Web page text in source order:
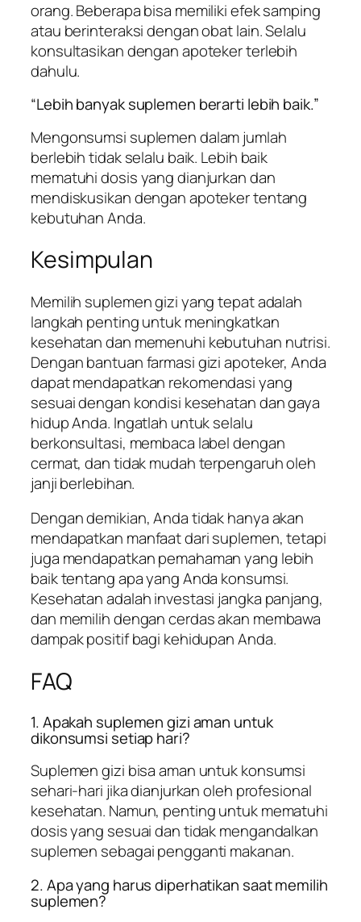
orang. Beberapa bisa memiliki efek samping
atau berinteraksi dengan obat lain. Selalu
konsultasikan dengan apoteker terlebih
dahulu.
“Lebih banyak suplemen berarti lebih baik.”
Mengonsumsi suplemen dalam jumlah
berlebih tidak selalu baik. Lebih baik
mematuhi dosis yang dianjurkan dan
mendiskusikan dengan apoteker tentang
kebutuhan Anda.
Kesimpulan
Memilih suplemen gizi yang tepat adalah
langkah penting untuk meningkatkan
kesehatan dan memenuhi kebutuhan nutrisi.
Dengan bantuan farmasi gizi apoteker, Anda
dapat mendapatkan rekomendasi yang
sesuai dengan kondisi kesehatan dan gaya
hidup Anda. Ingatlah untuk selalu
berkonsultasi, membaca label dengan
cermat, dan tidak mudah terpengaruh oleh
janji berlebihan.
Dengan demikian, Anda tidak hanya akan
mendapatkan manfaat dari suplemen, tetapi
juga mendapatkan pemahaman yang lebih
baik tentang apa yang Anda konsumsi.
Kesehatan adalah investasi jangka panjang,
dan memilih dengan cerdas akan membawa
dampak positif bagi kehidupan Anda.
FAQ
1. Apakah suplemen gizi aman untuk
dikonsumsi setiap hari?
Suplemen gizi bisa aman untuk konsumsi
sehari-hari jika dianjurkan oleh profesional
kesehatan. Namun, penting untuk mematuhi
dosis yang sesuai dan tidak mengandalkan
suplemen sebagai pengganti makanan.
2. Apa yang harus diperhatikan saat memilih
suplemen?